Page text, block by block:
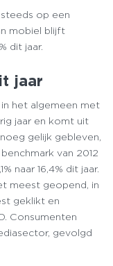
op een
mobiel blijft
dit jaar.
jaar
het algemeen met
jaar en komt uit
gelijk gebleven,
van 2012
naar 16,4% dit jaar.
meest geopend, in
geklikt en
Consumenten
gevolgd